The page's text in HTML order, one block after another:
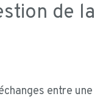
de la
entre une